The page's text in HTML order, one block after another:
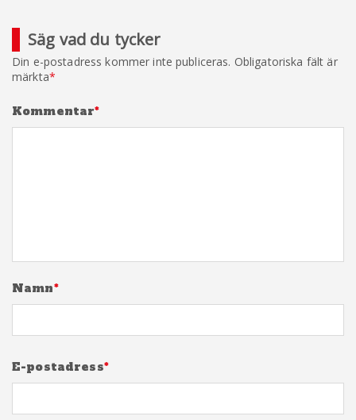
Säg vad du tycker
Din e-postadress kommer inte publiceras. Obligatoriska fält är
märkta*
Kommentar*
Namn*
E-postadress*